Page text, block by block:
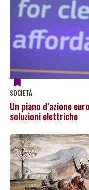
SOCIETÀ
Un piano d’azione
soluzioni elettriche